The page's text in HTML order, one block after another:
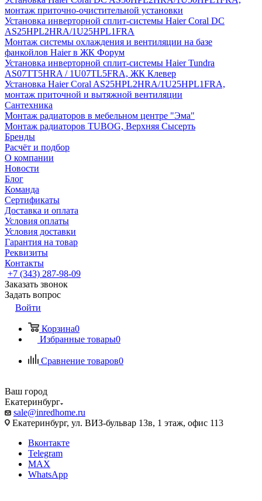
монтаж приточно-очистительной установки
Установка инверторной сплит-системы Haier Coral DC
AS25HPL2HRA/1U25HPL1FRA
Монтаж системы охлаждения и вентиляции на базе
фанкойлов Haier в ЖК Форум
Установка инверторной сплит-системы Haier Tundra
AS07TT5HRA / 1U07TL5FRA, ЖК Клевер
Установка Haier Coral AS25HPL2HRA/1U25HPL1FRA,
монтаж приточной и вытяжной вентиляции
Сантехника
Монтаж радиаторов в мебельном центре "Эма"
Монтаж радиаторов TUBOG, Верхняя Сысерть
Бренды
Расчёт и подбор
О компании
Новости
Блог
Команда
Сертификаты
Доставка и оплата
Условия оплаты
Условия доставки
Гарантия на товар
Реквизиты
Контакты
+7 (343) 287-98-09
Заказать звонок
Задать вопрос
Войти
Корзина0
Избранные товары0
Сравнение товаров0
Ваш город
Екатеринбург
sale@inredhome.ru
Екатеринбург, ул. ВИЗ-бульвар 13в, 1 этаж, офис 113
Вконтакте
Telegram
MAX
WhatsApp